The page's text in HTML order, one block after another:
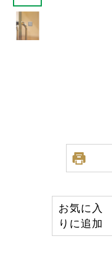
お気に入
りに追加